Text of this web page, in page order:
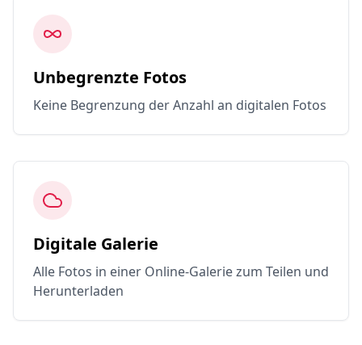
Unbegrenzte Fotos
Keine Begrenzung der Anzahl an digitalen Fotos
Digitale Galerie
Alle Fotos in einer Online-Galerie zum Teilen und
Herunterladen